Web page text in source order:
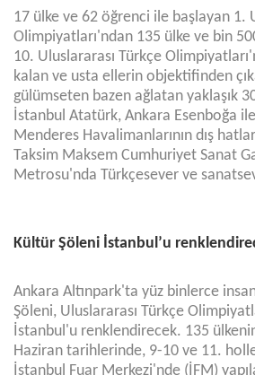
17 ülke ve 62 öğrenci ile başlayan 1.
Olimpiyatları'ndan 135 ülke ve bin
10. Uluslararası Türkçe
kalan ve usta ellerin objektifinden
gülümseten bazen ağlatan yaklaşık
İstanbul Atatürk, Ankara Esenboğa
Menderes Havalimanlarının dış
Taksim Maksem Cumhuriyet Sanat
Metrosu'nda Türkçesever ve
Kültür Şöleni İstanbul’u
Ankara Altınpark'ta yüz binlerce
Şöleni, Uluslararası Türkçe
İstanbul'u renklendirecek. 135
Haziran tarihlerinde, 9-10 ve 11.
İstanbul Fuar Merkezi'nde (İFM)